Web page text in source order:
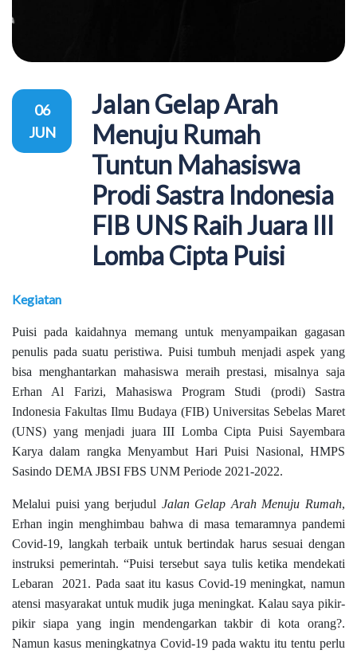
Jalan Gelap Arah
Menuju Rumah
Tuntun Mahasiswa
Prodi Sastra Indonesia
FIB UNS Raih Juara III
Lomba Cipta Puisi
06
JUN
Kegiatan
Puisi pada kaidahnya memang untuk menyampaikan gagasan
penulis pada suatu peristiwa. Puisi tumbuh menjadi aspek yang
bisa menghantarkan mahasiswa meraih prestasi, misalnya saja
Erhan Al Farizi, Mahasiswa Program Studi (prodi) Sastra
Indonesia Fakultas Ilmu Budaya (FIB) Universitas Sebelas Maret
(UNS) yang menjadi juara III Lomba Cipta Puisi Sayembara
Karya dalam rangka Menyambut Hari Puisi Nasional, HMPS
Sasindo DEMA JBSI FBS UNM Periode 2021-2022.
Melalui puisi yang berjudul Jalan Gelap Arah Menuju Rumah,
Erhan ingin menghimbau bahwa di masa temaramnya pandemi
Covid-19, langkah terbaik untuk bertindak harus sesuai dengan
instruksi pemerintah. “Puisi tersebut saya tulis ketika mendekati
Lebaran
2021. Pada saat itu kasus Covid-19 meningkat, namun
atensi masyarakat untuk mudik juga meningkat. Kalau saya pikir-
pikir siapa yang ingin mendengarkan takbir di kota orang?.
Namun kasus meningkatnya Covid-19 pada waktu itu tentu perlu